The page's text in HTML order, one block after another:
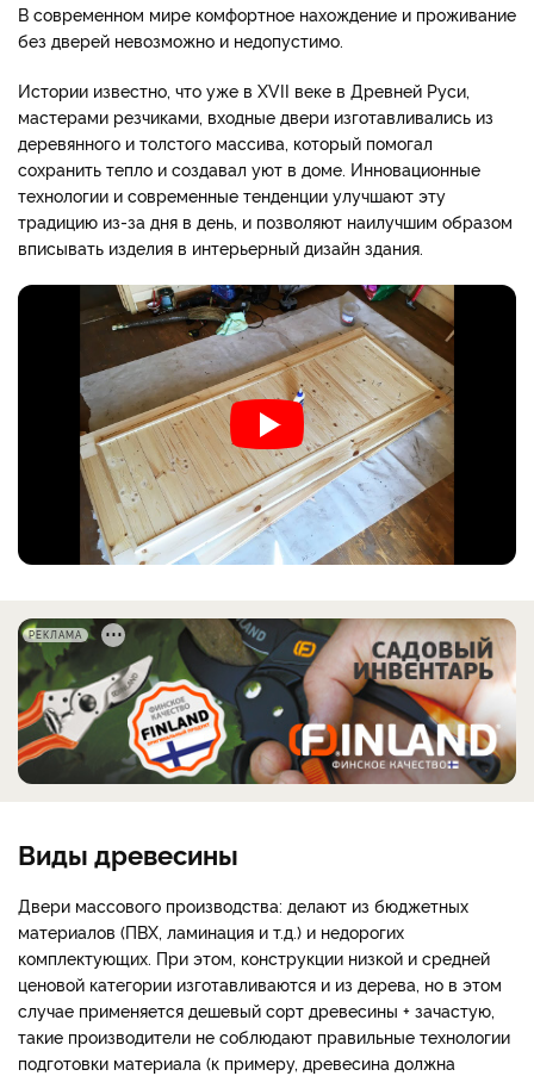
В современном мире комфортное нахождение и проживание
без дверей невозможно и недопустимо.
Истории известно, что уже в XVII веке в Древней Руси,
мастерами резчиками, входные двери изготавливались из
деревянного и толстого массива, который помогал
сохранить тепло и создавал уют в доме. Инновационные
технологии и современные тенденции улучшают эту
традицию из-за дня в день, и позволяют наилучшим образом
вписывать изделия в интерьерный дизайн здания.
РЕКЛАМА
Виды древесины
Двери массового производства: делают из бюджетных
материалов (ПВХ, ламинация и т.д.) и недорогих
комплектующих. При этом, конструкции низкой и средней
ценовой категории изготавливаются и из дерева, но в этом
случае применяется дешевый сорт древесины + зачастую,
такие производители не соблюдают правильные технологии
подготовки материала (к примеру, древесина должна